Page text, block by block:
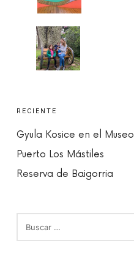
RECIENTE
Gyula Kosice en el
Puerto Los Mástiles
Reserva de Baigorria